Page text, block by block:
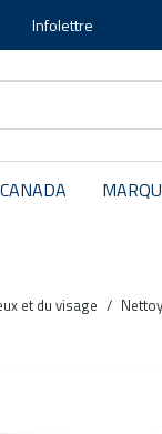
Infolettre
et du visage /